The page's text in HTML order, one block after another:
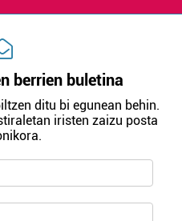
berrien buletina
ditu bi egunean behin.
iristen zaizu posta